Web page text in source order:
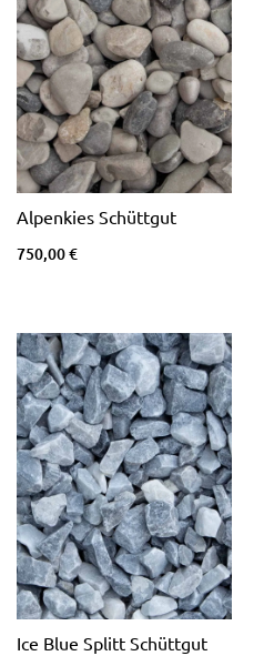
Alpenkies Schüttgut
750,00 €
Ice Blue Splitt Schüttgut